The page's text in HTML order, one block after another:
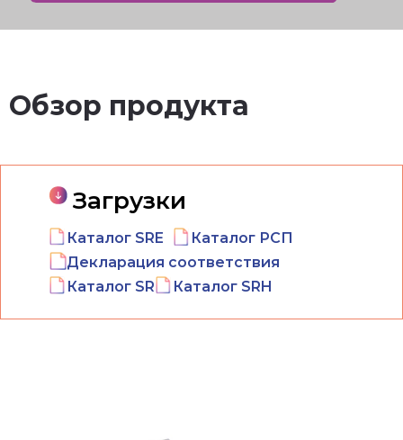
Обзор продукта
Загрузки
Каталог SRE
Каталог РСП
Декларация соответствия
Каталог SR
Каталог SRH